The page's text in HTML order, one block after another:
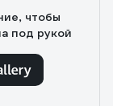
внешний
В
чтобы
под рукой